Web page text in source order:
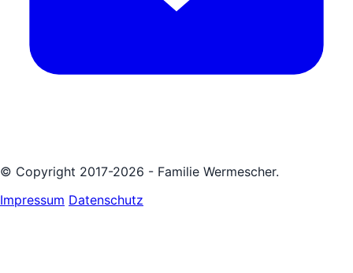
© Copyright 2017-2026 - Familie Wermescher.
Impressum Datenschutz